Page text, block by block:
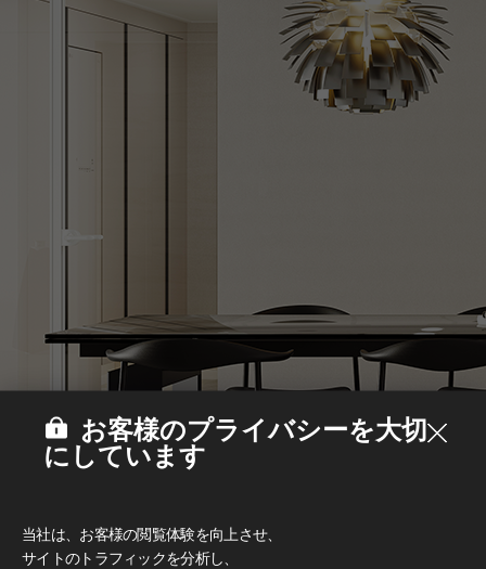
お客様のプライバシーを大切
にしています
当社は、お客様の閲覧体験を向上させ、
サイトのトラフィックを分析し、